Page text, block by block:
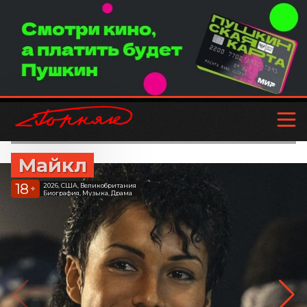
Майкл
18 +
2026, США, Великобритания
Биография, Музыка, Драма